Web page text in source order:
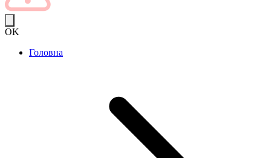
OK
Головна